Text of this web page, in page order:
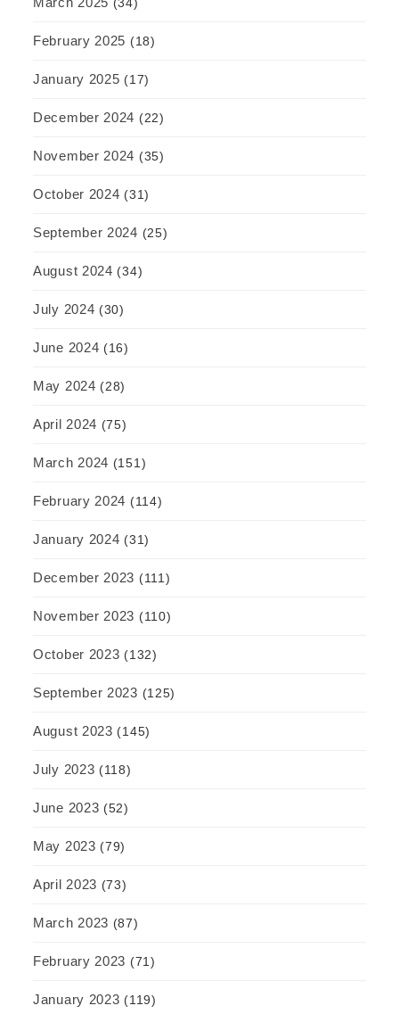
(34)
February 2025 (18)
January 2025 (17)
December 2024 (22)
November 2024 (35)
October 2024 (31)
September 2024 (25)
August 2024 (34)
July 2024 (30)
June 2024 (16)
May 2024 (28)
April 2024 (75)
March 2024 (151)
February 2024 (114)
January 2024 (31)
December 2023 (111)
November 2023 (110)
October 2023 (132)
September 2023 (125)
August 2023 (145)
July 2023 (118)
June 2023 (52)
May 2023 (79)
April 2023 (73)
March 2023 (87)
February 2023 (71)
January 2023 (119)